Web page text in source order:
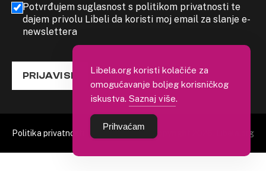
Potvrđujem suglasnost s politikom privatnosti te
dajem privolu Libeli da koristi moj email za slanje e-
newslettera
PRIJAVI SE
Politika privatnosti Copyright 2026. Libela.org
Libela.org koristi kolačiće za
omogućavanje boljeg korisničkog
iskustva. Saznaj više.
Prihvaćam